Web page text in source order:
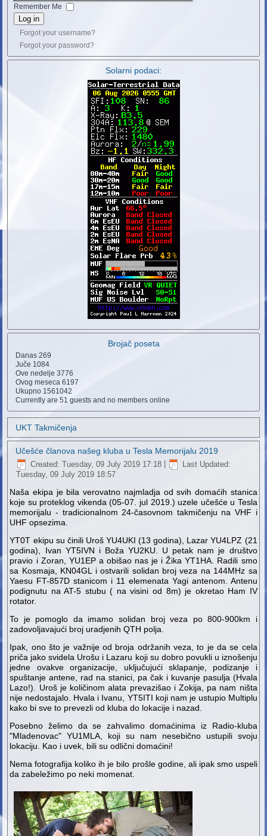
Remember Me
Log in
Forgot your username?
Forgot your password?
Solarni podaci:
Brojač poseta
Danas269
Juče 1084
Ove nedelje3776
Ovog meseca6197
Ukupno 1561042
Currently are 51 guests and no members online
UKT Takmičenja
Učešće članova našeg kluba u Tesla Memorijalu 2019
Created: Tuesday, 09 July 2019 17:18
Last Updated:
Tuesday, 09 July 2019 18:57
Naša ekipa je bila verovatno najmladja od svih domaćih stanica
koje su proteklog vikenda (05-07. jul 2019.) uzele učešće u Tesla
memorijalu - tradicionalnom 24-časovnom takmičenju na VHF i
UHF opsezima.
YT0T ekipu su činili Uroš YU4UKI (13 godina), Lazar YU4LPZ (21
godina), Ivan YT5IVN i Boža YU2KU. U petak nam je društvo
pravio i Zoran, YU1EP a obišao nas je i Žika YT1HA. Radili smo
sa Kosmaja, KN04GL i ostvarili solidan broj veza na 144MHz sa
Yaesu FT-857D stanicom i 11 elemenata Yagi antenom. Antenu
podignutu na AT-5 stubu ( na visini od 8m) je okretao Ham IV
rotator.
To je pomoglo da imamo solidan broj veza po 800-900km i
zadovoljavajući broj uradjenih QTH polja.
Ipak, ono što je važnije od broja održanih veza, to je da se cela
priča jako svidela Urošu i Lazaru koji su dobro povukli u iznošenju
jedne ovakve organizacije, uključujući sklapanje, podizanje i
spuštanje antene, rad na stanici, pa čak i kuvanje pasulja (Hvala
Lazo!). Uroš je količinom alata prevazišao i Zokija, pa nam ništa
nije nedostajalo. Hvala i Ivanu, YT5ITI koji nam je ustupio Multiplu
kako bi sve to prevezli od kluba do lokacije i nazad.
Posebno želimo da se zahvalimo domaćinima iz Radio-kluba
"Mladenovac" YU1MLA, koji su nam nesebično ustupili svoju
lokaciju. Kao i uvek, bili su odlični domaćini!
Nema fotografija koliko ih je bilo prošle godine, ali ipak smo uspeli
da zabeležimo po neki momenat.